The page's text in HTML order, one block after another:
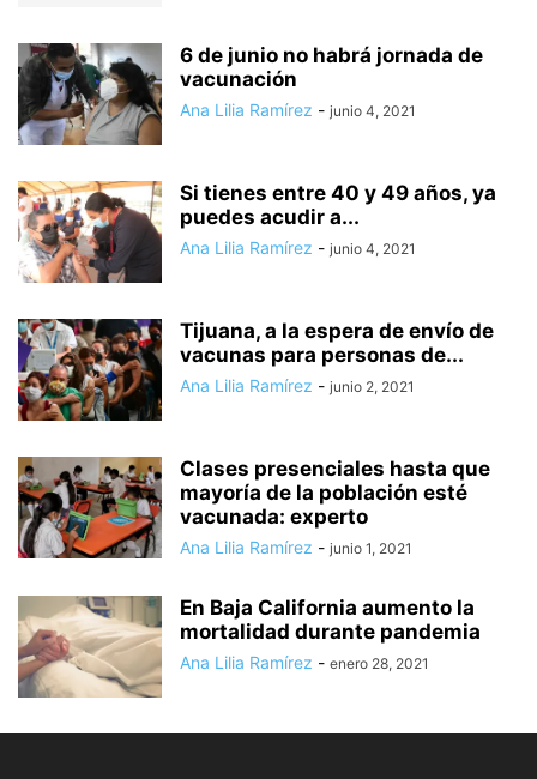
6 de junio no habrá jornada de
vacunación
Ana Lilia Ramírez - junio 4, 2021
Si tienes entre 40 y 49 años, ya
puedes acudir a...
Ana Lilia Ramírez - junio 4, 2021
Tijuana, a la espera de envío de
vacunas para personas de...
Ana Lilia Ramírez - junio 2, 2021
Clases presenciales hasta que
mayoría de la población esté
vacunada: experto
Ana Lilia Ramírez - junio 1, 2021
En Baja California aumento la
mortalidad durante pandemia
Ana Lilia Ramírez - enero 28, 2021